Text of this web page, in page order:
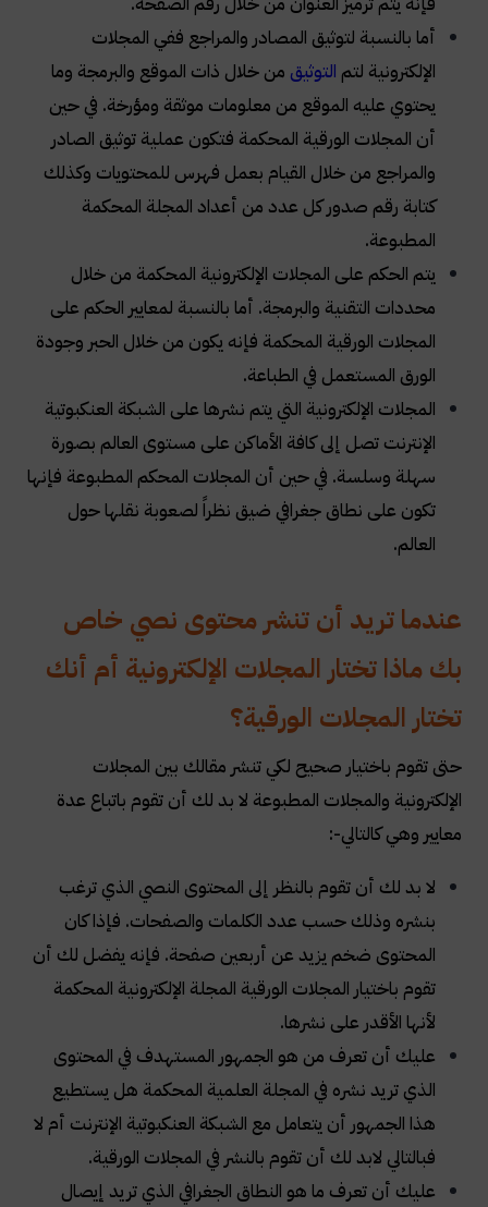
أما بالنسبة لتوثيق المصادر والمراجع ففي المجلات
الإلكترونية لتم التوثيق من خلال ذات الموقع والبرمجة وما
يحتوي عليه الموقع من معلومات موثقة ومؤرخة. في حين
أن المجلات الورقية المحكمة فتكون عملية توثيق الصادر
والمراجع من خلال القيام بعمل فهرس للمحتويات وكذلك
كتابة رقم صدور كل عدد من أعداد المجلة المحكمة
المطبوعة.
يتم الحكم على المجلات الإلكترونية المحكمة من خلال
محددات التقنية والبرمجة. أما بالنسبة لمعايير الحكم على
المجلات الورقية المحكمة فإنه يكون من خلال الحبر وجودة
الورق المستعمل في الطباعة.
المجلات الإلكترونية التي يتم نشرها على الشبكة العنكبوتية
الإنترنت تصل إلى كافة الأماكن على مستوى العالم بصورة
سهلة وسلسة. في حين أن المجلات المحكم المطبوعة فإنها
تكون على نطاق جغرافي ضيق نظراً لصعوبة نقلها حول
العالم.
عندما تريد أن تنشر محتوى نصي خاص
بك ماذا تختار المجلات الإلكترونية أم أنك
تختار المجلات الورقية؟
حتى تقوم باختيار صحيح لكي تنشر مقالك بين المجلات
الإلكترونية والمجلات المطبوعة لا بد لك أن تقوم باتباع عدة
معايير وهي كالتالي:-
لا بد لك أن تقوم بالنظر إلى المحتوى النصي الذي ترغب
بنشره وذلك حسب عدد الكلمات والصفحات. فإذا كان
المحتوى ضخم يزيد عن أربعين صفحة. فإنه يفضل لك أن
تقوم باختيار المجلات الورقية المجلة الإلكترونية المحكمة
لأنها الأقدر على نشرها.
عليك أن تعرف من هو الجمهور المستهدف في المحتوى
الذي تريد نشره في المجلة العلمية المحكمة هل يستطيع
هذا الجمهور أن يتعامل مع الشبكة العنكبوتية الإنترنت أم لا
فبالتالي لابد لك أن تقوم بالنشر في المجلات الورقية.
عليك أن تعرف ما هو النطاق الجغرافي الذي تريد إيصال